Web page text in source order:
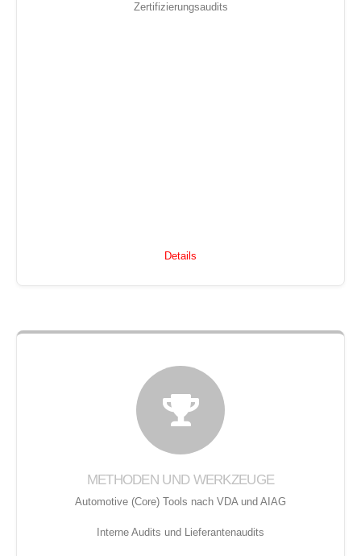
Zertifizierungsaudits
Details
METHODEN UND WERKZEUGE
Automotive (Core) Tools nach VDA und AIAG
Interne Audits und Lieferantenaudits